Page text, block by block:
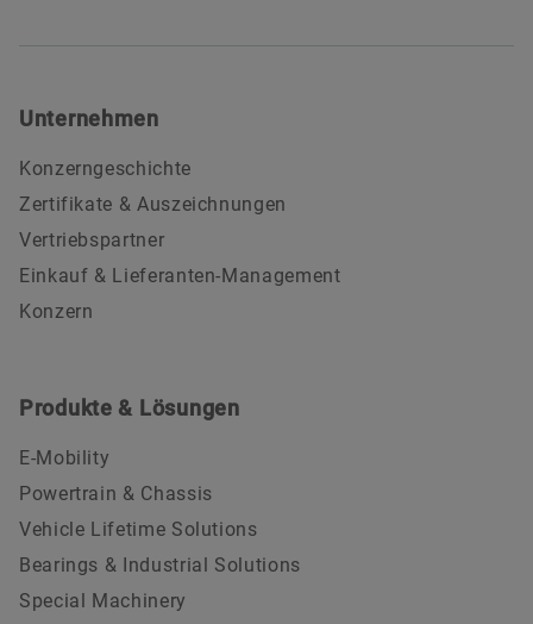
Unternehmen
Konzerngeschichte
Zertifikate & Auszeichnungen
Vertriebspartner
Einkauf & Lieferanten-Management
Konzern
Produkte & Lösungen
E-Mobility
Powertrain & Chassis
Vehicle Lifetime Solutions
Bearings & Industrial Solutions
Special Machinery